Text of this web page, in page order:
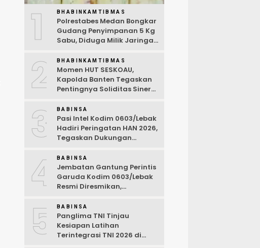
1 BHABINKAMTIBMAS
Polrestabes Medan Bongkar
Gudang Penyimpanan 5 Kg
Sabu, Diduga Milik Jaringan
2 BHABINKAMTIBMAS
Momen HUT SESKOAU,
Kapolda Banten Tegaskan
Pentingnya Soliditas Sinergi
3 BABINSA
Pasi Intel Kodim 0603/Lebak
Hadiri Peringatan HAN 2026,
Tegaskan Dukungan
Ramah Anak
4 BABINSA
Jembatan Gantung Perintis
Garuda Kodim 0603/Lebak
Resmi Diresmikan,
Desa Wanasalam
5 BABINSA
Panglima TNI Tinjau
Kesiapan Latihan
Terintegrasi TNI 2026 di